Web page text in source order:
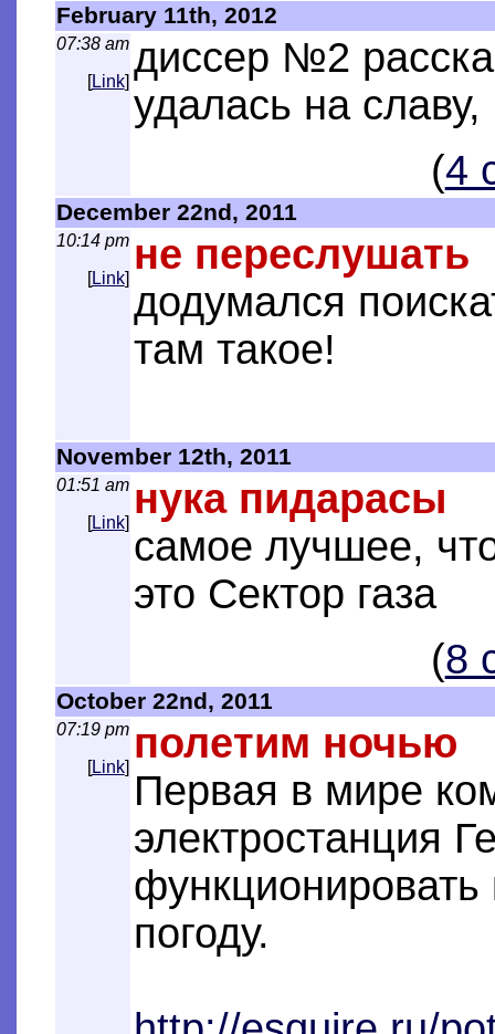
February 11th, 2012
07:38 am
[Link]
диссер №2
удалась на
(4
December 22nd, 2011
10:14 pm
[Link]
не переслушать
додумался
там такое!
November 12th, 2011
01:51 am
[Link]
нука пидарасы
самое лучшее,
это Сектор газа
(8
October 22nd, 2011
07:19 pm
[Link]
полетим ночью
Первая в мире
электростанция
погоду.